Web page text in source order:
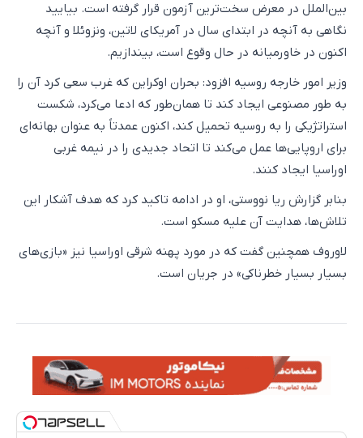
بین‌الملل در معرض سخت‌ترین آزمون قرار گرفته است. بیایید
نگاهی به آنچه در ابتدای سال در آمریکای لاتین، ونزوئلا و آنچه
اکنون در خاورمیانه در حال وقوع است، بیندازیم.
وزیر امور خارجه روسیه افزود: بحران اوکراین که غرب سعی کرد آن را
به طور مصنوعی ایجاد کند تا همان‌طور که ادعا می‌کرد، شکست
استراتژیکی را به روسیه تحمیل کند، اکنون عمدتاً به عنوان بهانه‌ای
برای اروپایی‌ها عمل می‌کند تا اتحاد جدیدی را در نیمه غربی
اوراسیا ایجاد کنند.
بنابر گزارش ریا نووستی، او در ادامه تاکید کرد که هدف آشکار این
تلاش‌ها، هدایت آن علیه مسکو است.
لاوروف همچنین گفت که در مورد پهنه شرقی اوراسیا نیز «بازی‌های
بسیار بسیار خطرناکی» در جریان است.